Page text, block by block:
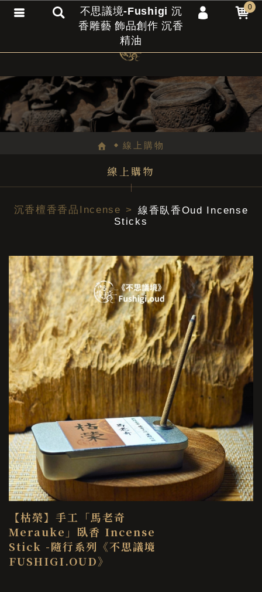
線上購物
線上購物
沉香檀香香品Incense
線香臥香Oud Incense
Sticks
【枯榮】手工「馬老奇
Merauke」臥香 Incense
Stick -隨行系列《不思議境
FUSHIGI.OUD》
不思議境-Fushigi 沉
香雕藝 飾品創作 沉香
精油
0
會員登入
會員註冊
忘記密碼
訂單查詢
匯款通知